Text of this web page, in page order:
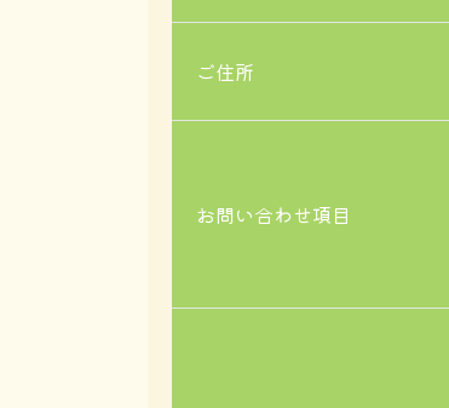
ご住所
お問い合わせ項目